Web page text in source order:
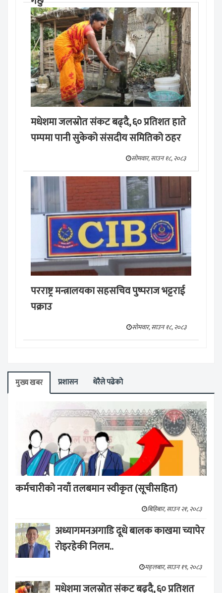
मङ्लबार, साउन १९, २०८३
मधेशमा जलस्रोत संकट बढ्दै, ६० प्रतिशत हाते
पम्पमा पानी सुकेको संसदीय समितिको ठहर
सोमवार, साउन १८, २०८३
परराष्ट्र मन्त्रालयका सहसचिव पुष्पराज भट्टराई
पक्राउ
सोमवार, साउन १८, २०८३
मुख्य खबर प्रशासन धेरैले पढेको
कर्मचारीको नयाँ तलबमान स्वीकृत (सूचीसहित)
बिहिबार, साउन २१, २०८३
अध्यागमनअगाडि दूधे बालक काखमा च्यापेर
रोइरहेकी निलम..
मङ्लबार, साउन १९, २०८३
मधेशमा जलस्रोत संकट बढ्दै, ६० प्रतिशत